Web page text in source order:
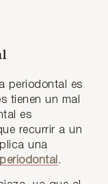
periodontal es
tienen un mal
es
recurrir a un
una
.